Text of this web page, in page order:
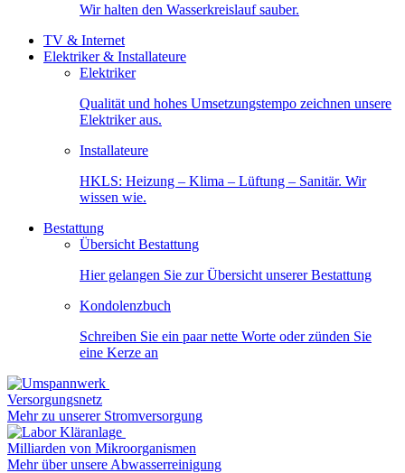
Wir halten den Wasserkreislauf sauber.
TV & Internet
Elektriker & Installateure
Elektriker
Qualität und hohes Umsetzungstempo zeichnen unsere
Elektriker aus.
Installateure
HKLS: Heizung – Klima – Lüftung – Sanitär. Wir
wissen wie.
Bestattung
Übersicht Bestattung
Hier gelangen Sie zur Übersicht unserer Bestattung
Kondolenzbuch
Schreiben Sie ein paar nette Worte oder zünden Sie
eine Kerze an
Versorgungsnetz
Mehr zu unserer Stromversorgung
Milliarden von Mikroorganismen
Mehr über unsere Abwasserreinigung